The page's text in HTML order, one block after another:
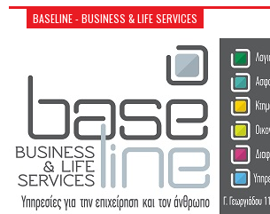
BASELINE - BUSINESS & LIFE SERVICES